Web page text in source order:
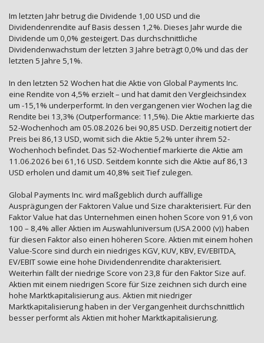
Im letzten Jahr betrug die Dividende 1,00 USD und die
Dividendenrendite auf Basis dessen 1,2%. Dieses Jahr wurde die
Dividende um 0,0% gesteigert. Das durchschnittliche
Dividendenwachstum der letzten 3 Jahre beträgt 0,0% und das der
letzten 5 Jahre 5,1%.
In den letzten 52 Wochen hat die Aktie von Global Payments Inc.
eine Rendite von 4,5% erzielt – und hat damit den Vergleichsindex
um -15,1% underperformt. In den vergangenen vier Wochen lag die
Rendite bei 13,3% (Outperformance: 11,5%). Die Aktie markierte das
52-Wochenhoch am 05.08.2026 bei 90,85 USD. Derzeitig notiert der
Preis bei 86,13 USD, womit sich die Aktie 5,2% unter ihrem 52-
Wochenhoch befindet. Das 52-Wochentief markierte die Aktie am
11.06.2026 bei 61,16 USD. Seitdem konnte sich die Aktie auf 86,13
USD erholen und damit um 40,8% seit Tief zulegen.
Global Payments Inc. wird maßgeblich durch auffällige
Ausprägungen der Faktoren Value und Size charakterisiert. Für den
Faktor Value hat das Unternehmen einen hohen Score von 91,6 von
100 – 8,4% aller Aktien im Auswahluniversum (USA 2000 (v)) haben
für diesen Faktor also einen höheren Score. Aktien mit einem hohen
Value-Score sind durch ein niedriges KGV, KUV, KBV, EV/EBITDA,
EV/EBIT sowie eine hohe Dividendenrendite charakterisiert.
Weiterhin fällt der niedrige Score von 23,8 für den Faktor Size auf.
Aktien mit einem niedrigen Score für Size zeichnen sich durch eine
hohe Marktkapitalisierung aus. Aktien mit niedriger
Marktkapitalisierung haben in der Vergangenheit durchschnittlich
besser performt als Aktien mit hoher Marktkapitalisierung.